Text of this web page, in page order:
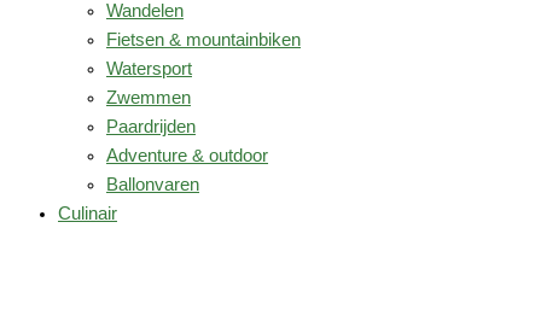
Wandelen
Fietsen & mountainbiken
Watersport
Zwemmen
Paardrijden
Adventure & outdoor
Ballonvaren
Culinair